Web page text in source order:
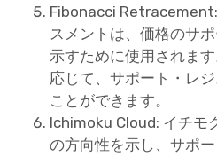
Fibonacci
スメントは、価格のサ
示すために使用されま
応じて、サポート・レ
ことができます。
Ichimoku Cloud: イチモ
の方向性を示し、サポ